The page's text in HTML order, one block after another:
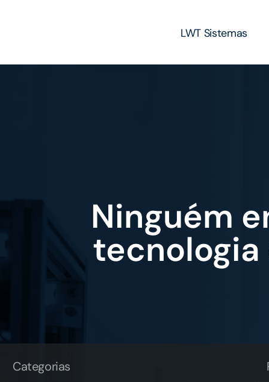
LWT Sistemas
Ninguém
tecnologia